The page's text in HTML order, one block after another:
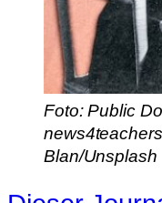
Foto: Public
Blan/Unsplash